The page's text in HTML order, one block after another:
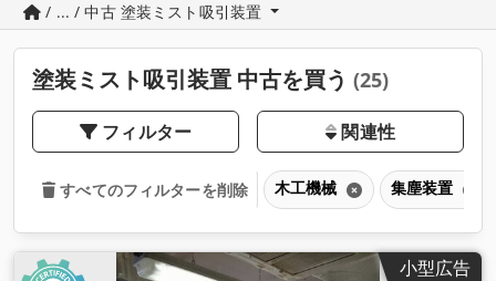
/ ... / 中古 塗装ミスト吸引装置
塗装ミスト吸引装置 中古を買う (25)
フィルター 関連性
すべてのフィルターを削除 木工機械 集塵装置
小型広告